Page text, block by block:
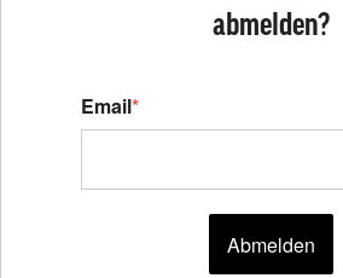
abmelden?
Email*
Abmelden